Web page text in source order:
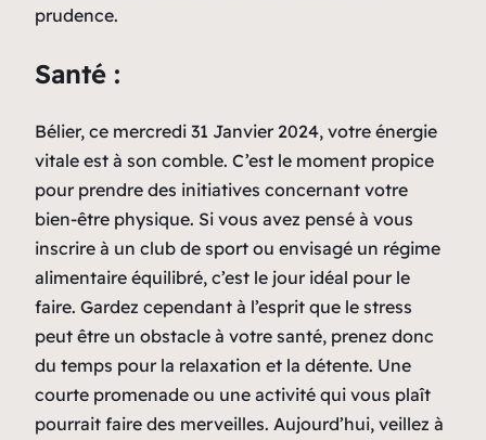
prudence.
Santé :
Bélier, ce mercredi 31 Janvier 2024, votre énergie
vitale est à son comble. C’est le moment propice
pour prendre des initiatives concernant votre
bien-être physique. Si vous avez pensé à vous
inscrire à un club de sport ou envisagé un régime
alimentaire équilibré, c’est le jour idéal pour le
faire. Gardez cependant à l’esprit que le stress
peut être un obstacle à votre santé, prenez donc
du temps pour la relaxation et la détente. Une
courte promenade ou une activité qui vous plaît
pourrait faire des merveilles. Aujourd’hui, veillez à